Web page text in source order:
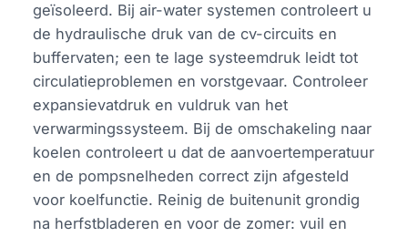
geïsoleerd. Bij air-water systemen controleert u
de hydraulische druk van de cv-circuits en
buffervaten; een te lage systeemdruk leidt tot
circulatieproblemen en vorstgevaar. Controleer
expansievatdruk en vuldruk van het
verwarmingssysteem. Bij de omschakeling naar
koelen controleert u dat de aanvoertemperatuur
en de pompsnelheden correct zijn afgesteld
voor koelfunctie. Reinig de buitenunit grondig
na herfstbladeren en voor de zomer: vuil en